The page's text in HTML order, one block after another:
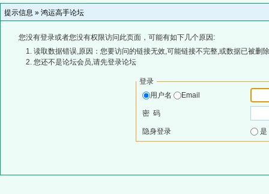
提示信息 » 鸿运高手论坛
您没有登录或者您没有权限访问此页面，可能有如下几个原因:
读取数据错误,原因：您要访问的链接无效,可能链接不完整,或数据已被删
您还不是论坛会员,请先登录论坛
登录
用户名
Email
密 码
隐身登录